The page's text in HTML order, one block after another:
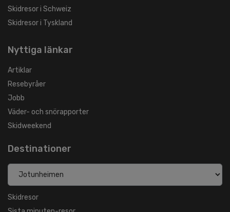
Skidresor i Schweiz
Skidresor i Tyskland
Nyttiga länkar
Artiklar
Resebyråer
Jobb
Väder- och snörapporter
Skidweekend
Destinationer
Skidresor